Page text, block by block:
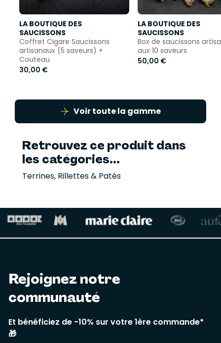
LA BOUTIQUE DES
SAUCISSONS
Coffret Cigare Saucissons
artisanaux (5 saveurs) +
Couteau
30,00 €
LA BOUTIQUE DES
SAUCISSONS
Box de saucissons
aux 10 saveurs
50,00 €
Voir toute la gamme
Retrouvez ce produit dans
les catégories...
Terrines, Rillettes & Patés
Rejoignez notre
communauté
Et bénéficiez de -10% sur votre 1ère commande*
🎁